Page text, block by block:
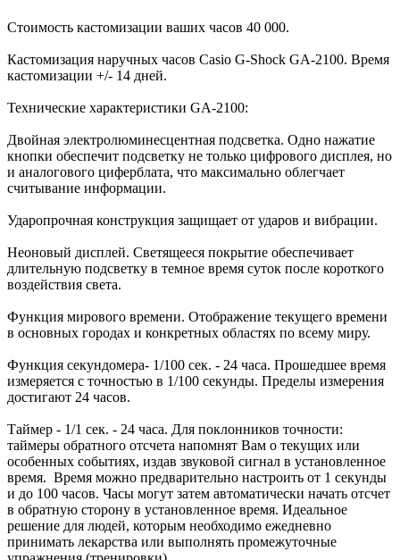
Стоимость кастомизации ваших часов 40 000.
Кастомизация наручных часов Casio G-Shock GA-2100. Время
кастомизации +/- 14 дней.
Технические характеристики GA-2100:
Двойная электролюминесцентная подсветка. Одно нажатие
кнопки обеспечит подсветку не только цифрового дисплея, но
и аналогового циферблата, что максимально облегчает
считывание информации.
Ударопрочная конструкция защищает от ударов и вибрации.
Неоновый дисплей. Светящееся покрытие обеспечивает
длительную подсветку в темное время суток после короткого
воздействия света.
Функция мирового времени. Отображение текущего времени
в основных городах и конкретных областях по всему миру.
Функция секундомера- 1/100 сек. - 24 часа. Прошедшее время
измеряется с точностью в 1/100 секунды. Пределы измерения
достигают 24 часов.
Таймер - 1/1 сек. - 24 часа. Для поклонников точности:
таймеры обратного отсчета напомнят Вам о текущих или
особенных событиях, издав звуковой сигнал в установленное
время. Время можно предварительно настроить от 1 секунды
и до 100 часов. Часы могут затем автоматически начать отсчет
в обратную сторону в установленное время. Идеальное
решение для людей, которым необходимо ежедневно
принимать лекарства или выполнять промежуточные